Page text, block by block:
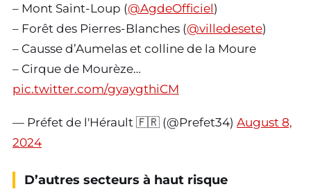
– Mont Saint-Loup (@AgdeOfficiel)
– Forêt des Pierres-Blanches (@villedesete)
– Causse d’Aumelas et colline de la Moure
– Cirque de Mourèze…
pic.twitter.com/gyaygthiCM
— Préfet de l'Hérault 🇫🇷 (@Prefet34) August 8,
2024
D’autres secteurs à haut risque